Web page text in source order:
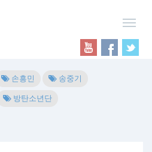
손흥민
송중기
방탄소년단